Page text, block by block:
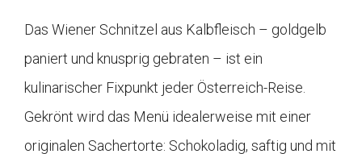
Das Wiener Schnitzel aus Kalbfleisch – goldgelb
paniert und knusprig gebraten – ist ein
kulinarischer Fixpunkt jeder Österreich-Reise.
Gekrönt wird das Menü idealerweise mit einer
originalen Sachertorte: Schokoladig, saftig und mit